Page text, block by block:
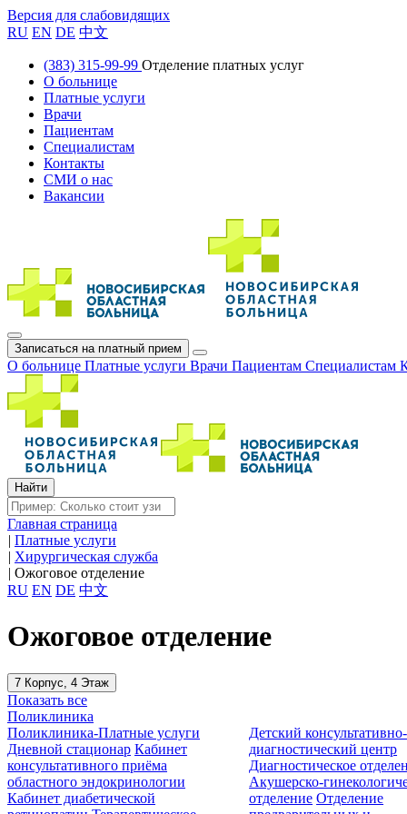
Версия для слабовидящих
RU EN DE 中文
(383) 315-99-99 Отделение платных услуг
О больнице
Платные услуги
Врачи
Пациентам
Специалистам
Контакты
СМИ о нас
Вакансии
Записаться на платный прием
О больнице Платные услуги Врачи Пациентам Специалистам
Главная страница
| Платные услуги
| Хирургическая служба
| Ожоговое отделение
RU EN DE 中文
Ожоговое отделение
7 Корпус, 4 Этаж
Показать все
Поликлиника
Поликлиника-Платные услуги
Дневной стационар Кабинет
консультативного приёма
областного эндокринологии
Кабинет диабетической
Детский консультативно-
диагностический центр
Диагностическое
Акушерско-
отделение Отделение